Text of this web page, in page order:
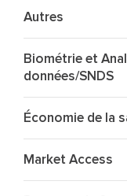
Autres
Biométrie et
données/SNDS
Économie de la
Market Access